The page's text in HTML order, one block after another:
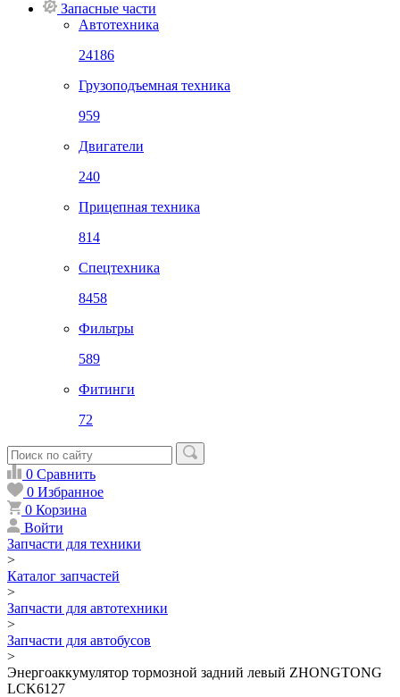
Запасные части
Автотехника
24186
Грузоподъемная техника
959
Двигатели
240
Прицепная техника
814
Спецтехника
8458
Фильтры
589
Фитинги
72
0 Сравнить
0 Избранное
0 Корзина
Войти
Запчасти для техники
>
Каталог запчастей
>
Запчасти для автотехники
>
Запчасти для автобусов
>
Энергоаккумулятор тормозной задний левый ZHONGTONG
LCK6127